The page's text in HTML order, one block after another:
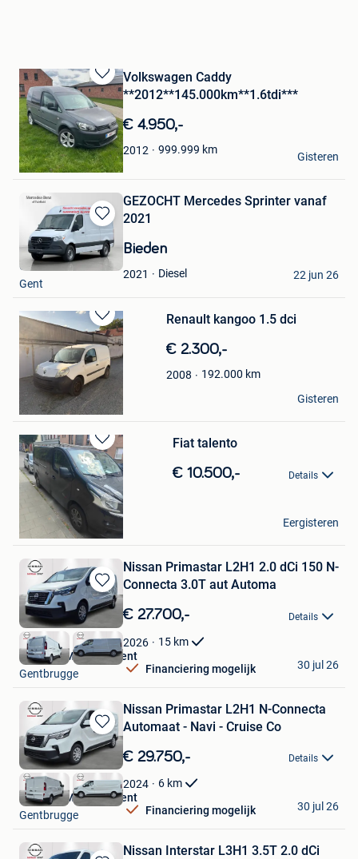
Bewaren
in
Mijn
Favorieten
Volkswagen Caddy
**2012**145.000km**1.6tdi***
€ 4.950,-
2012 999.999 km
K&M CARS GENT
Gent
Gisteren
Bewaren
in
Mijn
Favorieten
GEZOCHT Mercedes Sprinter vanaf
2021
Bieden
2021 Diesel
Gent
Gent
22 jun 26
Bewaren
in
Mijn
Favorieten
Renault kangoo 1.5 dci
€ 2.300,-
2008 192.000 km
Ciro
Gent
Gisteren
Bewaren
in
Mijn
Favorieten
Fiat talento
€ 10.500,- Details
Gent
Eergisteren
Bewaren
in
Mijn
Favorieten
Nissan Primastar L2H1 2.0 dCi 150 N-
Connecta 3.0T aut Automa
€ 27.700,- Details
2026 15 km
Financiering mogelijk
Nissan GMS Store Gent
Gentbrugge
30 jul 26
Bewaren
in
Favorieten
Nissan Primastar L2H1 N-Connecta
Automaat - Navi - Cruise Co
€ 29.750,- Details
2024 6 km
Financiering mogelijk
Nissan GMS Store Gent
Gentbrugge
30 jul 26
Nissan Interstar L3H1 3.5T 2.0 dCi